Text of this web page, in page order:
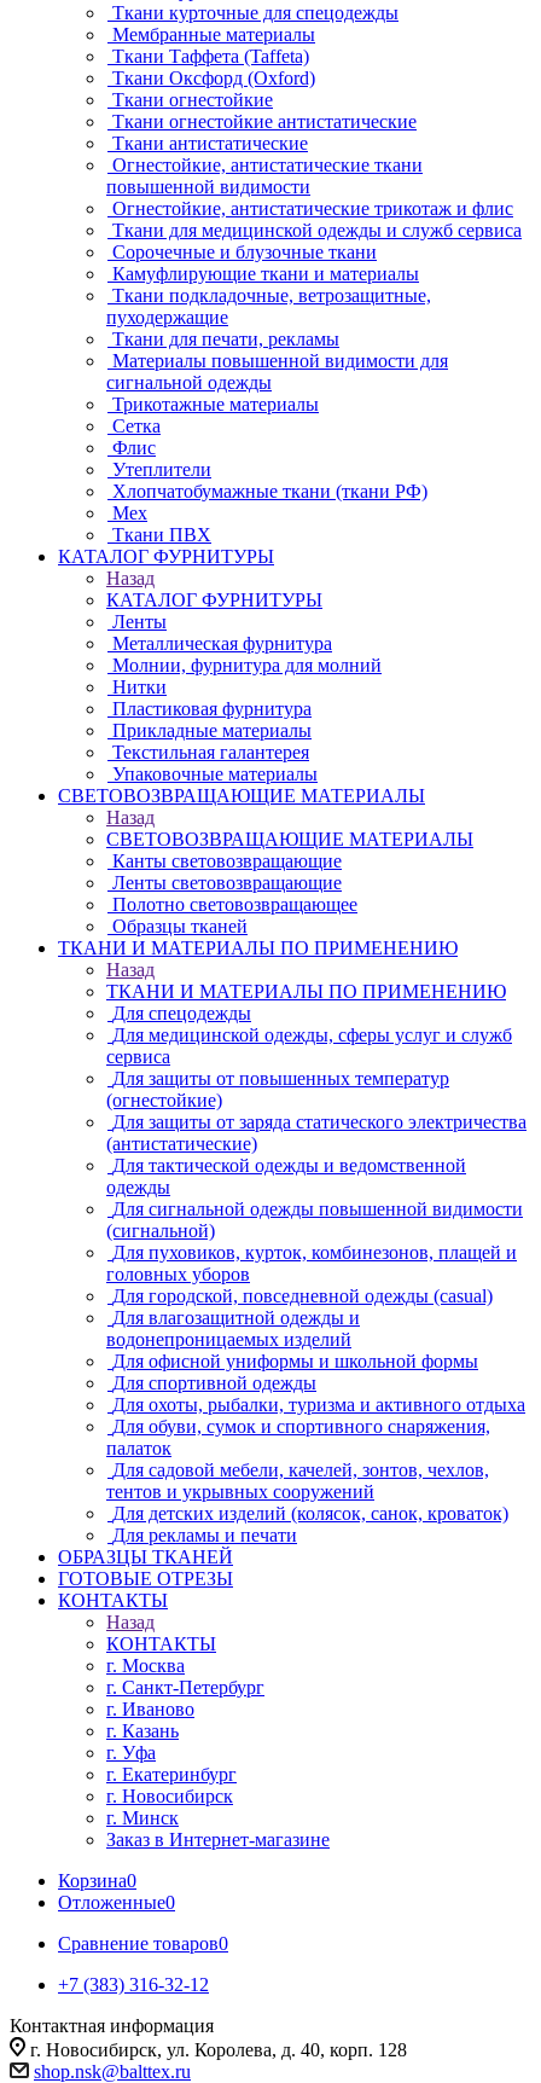
Ткани курточные для спецодежды
Мембранные материалы
Ткани Таффета (Taffeta)
Ткани Оксфорд (Oxford)
Ткани огнестойкие
Ткани огнестойкие антистатические
Ткани антистатические
Огнестойкие, антистатические ткани
повышенной видимости
Огнестойкие, антистатические трикотаж и флис
Ткани для медицинской одежды и служб сервиса
Сорочечные и блузочные ткани
Камуфлирующие ткани и материалы
Ткани подкладочные, ветрозащитные,
пуходержащие
Ткани для печати, рекламы
Материалы повышенной видимости для
сигнальной одежды
Трикотажные материалы
Сетка
Флис
Утеплители
Хлопчатобумажные ткани (ткани РФ)
Мех
Ткани ПВХ
КАТАЛОГ ФУРНИТУРЫ
Назад
КАТАЛОГ ФУРНИТУРЫ
Ленты
Металлическая фурнитура
Молнии, фурнитура для молний
Нитки
Пластиковая фурнитура
Прикладные материалы
Текстильная галантерея
Упаковочные материалы
СВЕТОВОЗВРАЩАЮЩИЕ МАТЕРИАЛЫ
Назад
СВЕТОВОЗВРАЩАЮЩИЕ МАТЕРИАЛЫ
Канты световозвращающие
Ленты световозвращающие
Полотно световозвращающее
Образцы тканей
ТКАНИ И МАТЕРИАЛЫ ПО ПРИМЕНЕНИЮ
Назад
ТКАНИ И МАТЕРИАЛЫ ПО ПРИМЕНЕНИЮ
Для спецодежды
Для медицинской одежды, сферы услуг и служб
сервиса
Для защиты от повышенных температур
(огнестойкие)
Для защиты от заряда статического электричества
(антистатические)
Для тактической одежды и ведомственной
одежды
Для сигнальной одежды повышенной видимости
(сигнальной)
Для пуховиков, курток, комбинезонов, плащей и
головных уборов
Для городской, повседневной одежды (casual)
Для влагозащитной одежды и
водонепроницаемых изделий
Для офисной униформы и школьной формы
Для спортивной одежды
Для охоты, рыбалки, туризма и активного отдыха
Для обуви, сумок и спортивного снаряжения,
палаток
Для садовой мебели, качелей, зонтов, чехлов,
тентов и укрывных сооружений
Для детских изделий (колясок, санок, кроваток)
Для рекламы и печати
ОБРАЗЦЫ ТКАНЕЙ
ГОТОВЫЕ ОТРЕЗЫ
КОНТАКТЫ
Назад
КОНТАКТЫ
г. Москва
г. Санкт-Петербург
г. Иваново
г. Казань
г. Уфа
г. Екатеринбург
г. Новосибирск
г. Минск
Заказ в Интернет-магазине
Корзина0
Отложенные0
Сравнение товаров0
+7 (383) 316-32-12
Контактная информация
г. Новосибирск, ул. Королева, д. 40, корп. 128
shop.nsk@balttex.ru